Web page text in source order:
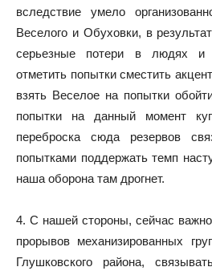
вследствие умело
Веселого и Обуховки, в
серьезные потери в людях и
отметить попытки сместить
взять Веселое на попытки
попытки на данный момент
переброска сюда резервов
попытками поддержать темп
наша оборона там дрогнет.
4. С нашей стороны, сейчас важно
прорывов механизированных
Глушковского района,